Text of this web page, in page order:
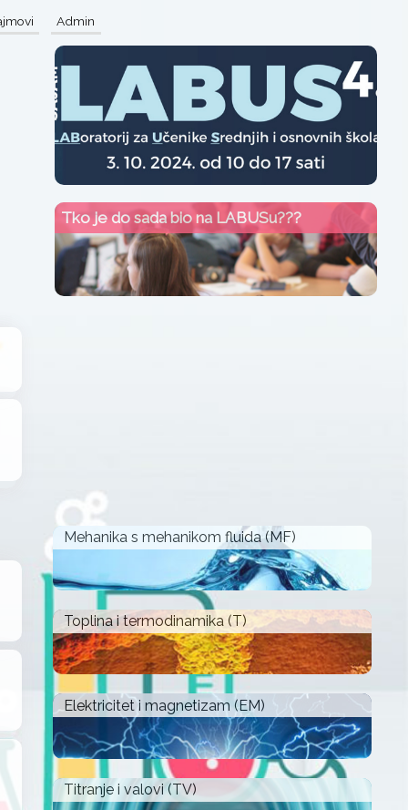
Admin
Tko je do sada bio na LABUSu???
Mehanika s mehanikom fluida (MF)
Toplina i termodinamika (T)
Elektricitet i magnetizam (EM)
Titranje i valovi (TV)